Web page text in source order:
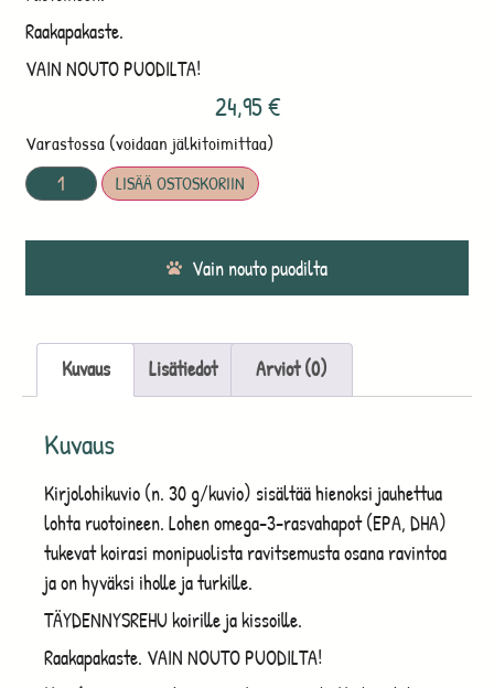
Raakapakaste.
VAIN NOUTO PUODILTA!
24,95€
Varastossa (voidaan jälkitoimittaa)
LISÄÄ OSTOSKORIIN
Vain nouto puodilta
Kuvaus Lisätiedot Arviot (0)
Kuvaus
Kirjolohikuvio (n. 30 g/kuvio) sisältää hienoksi jauhettua
lohta ruotoineen. Lohen omega-3-rasvahapot (EPA, DHA)
tukevat koirasi monipuolista ravitsemusta osana ravintoa
ja on hyväksi iholle ja turkille.
TÄYDENNYSREHU koirille ja kissoille.
Raakapakaste. VAIN NOUTO PUODILTA!